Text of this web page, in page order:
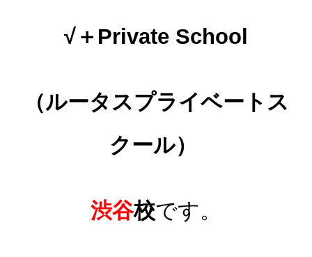
√＋Private School
（ルータスプライベートス
クール）
渋谷校です。